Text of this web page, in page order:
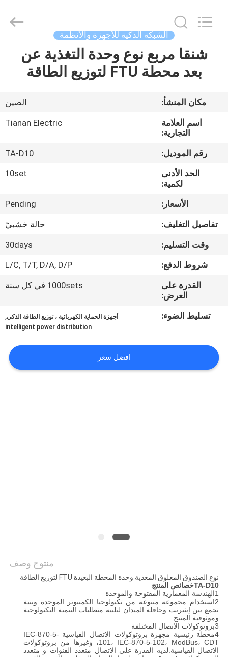
الصفحة
الرئيسية
منتجات
الواقع
الافتراضي
معلومات
عنا
جولة
المعمل
مراقبة
اتصل
(Group)
Co.,Ltd..
الشبكة الذكية للأجهزة والأنظمة
شنقا مربع نوع وحدة التغذية عن
بعد محطة FTU لتوزيع الطاقة
مكان المنشأ:
الصين
اسم العلامة
التجارية:
Tianan Electric
رقم الموديل:
TA-D10
الحد الأدنى
لكمية:
10set
الأسعار:
Pending
تفاصيل التغليف:
حالة خشبيّ
وقت التسليم:
30days
شروط الدفع:
L/C, T/T, D/A, D/P
القدرة على
العرض:
1000sets في كل سنة
تسليط الضوء: أجهزة الحماية الكهربائية ، توزيع الطاقة الذكي,
intelligent power distribution
افضل سعر
منتوج وصف
نوع الصندوق المعلوق المغذية وحدة المحطة البعيدة FTU لتوزيع الطاقة
TA-D10خصائص المنتج
1الهندسة المعمارية المفتوحة والموحدة
2استخدام مجموعة متنوعة من تكنولوجيا الكمبيوتر الموحدة وبنية
تجمع بين إيثيرنت وحافلة الميدان لتلبية متطلبات التنمية التكنولوجية
وموثوقية المنتج
3بروتوكولات الاتصال المختلفة
4محطة رئيسية مجهزة بروتوكولات الاتصال القياسية IEC-870-5-
101، IEC-870-5-102، ModBus، CDT، وغيرها من بروتوكولات
الاتصال القياسية.لديه القدرة على الاتصال متعدد القنوات و متعدد